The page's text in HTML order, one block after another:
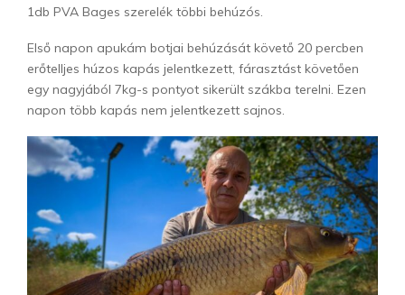
1db PVA Bages szerelék többi behúzós.
Első napon apukám botjai behúzását követő 20 percben
erőtelljes húzos kapás jelentkezett, fárasztást követően
egy nagyjából 7kg-s pontyot sikerült szákba terelni. Ezen
napon több kapás nem jelentkezett sajnos.